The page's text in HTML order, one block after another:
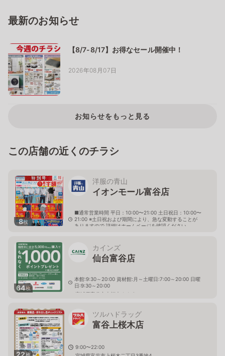
最新のお知らせ
【8/7-8/17】お得なセール開催中！
2026年08月07日
お知らせをもっと見る
この店舗の近くのチラシ
8枚
洋服の青山
イオンモール富谷店
■通常営業時間 平日：10:00〜21:00 土日祝日：10:00〜
21:00 ※土日祝および期間により、急な変動することが
ありますので 詳細はホームページを確認ください
64枚
カインズ
仙台富谷店
本館:9:30～20:00 資材館:月～土曜日:7:00～20:00 日曜
日:9:30～20:00
宮城県富谷市上桜木 1-1-6
22枚
ツルハドラッグ
富谷上桜木店
9:00〜22:00